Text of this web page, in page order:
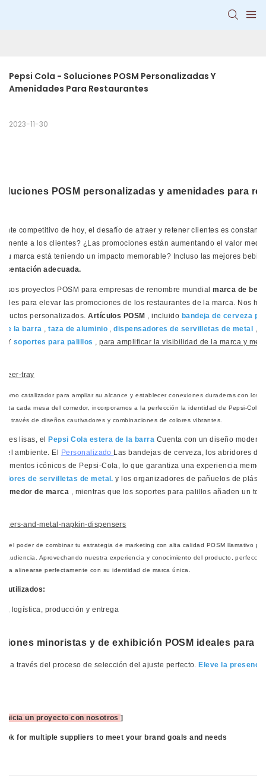
Pepsi Cola - Soluciones POSM Personalizadas Y
Amenidades Para Restaurantes
2023-11-30
competitivo de hoy, el desafío de atraer y retener clientes es
a los clientes? ¿Las promociones están aumentando el valor
marca está teniendo un impacto memorable? Incluso las mejores
adecuada.
proyectos POSM para empresas de renombre mundialmarca de
para elevar las promociones de los restaurantes de la marca. Nos
personalizados.Artículos POSM , incluido bandeja de cerveza
de la barra ,taza de aluminio ,dispensadores de servilletas de metal ,
, Ysoportes para palillos ,para amplificar la visibilidad de la marca y
como catalizador para ampliar su alcance y establecer conexiones duraderas con los
cada mesa del comedor, incorporamos a la perfección la identidad de Pepsi-Cola
a través de diseños cautivadores y combinaciones de colores vibrantes.
lisas, el Pepsi Cola estera de la barra Cuenta con un diseño
el ambiente. El
Personalizado Las bandejas de cerveza, los abridores de
icónicos de Pepsi-Cola, lo que garantiza una experiencia
de servilletas de metal.y los organizadores de pañuelos de
de marca , mientras que los soportes para palillos añaden un
el poder de combinar tu estrategia de marketing conalta calidad POSM llamativo
audiencia. Aprovechando nuestra experiencia y conocimiento del producto,
para alinearse perfectamente con su identidad de marca única.
utilizados:
logística, producción y entrega
minoristas y de exhibición POSM ideales para
a través del proceso de selección del ajuste perfecto. Eleve la
Inicia un proyecto con nosotros]